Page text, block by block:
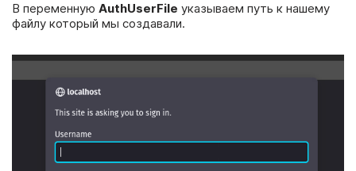
В переменную AuthUserFile указываем путь к нашему
файлу который мы создавали.